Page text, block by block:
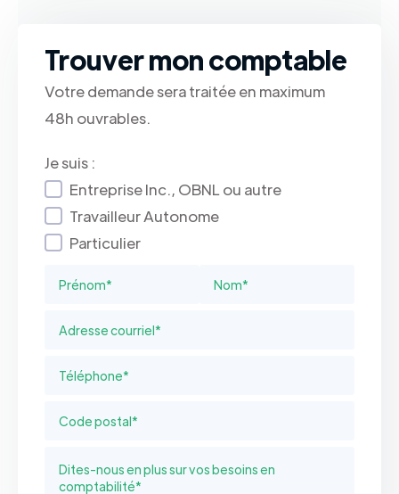
Trouver mon comptable
Votre demande sera traitée en maximum
48h ouvrables.
Je suis :
Entreprise Inc., OBNL ou autre
Travailleur Autonome
Particulier